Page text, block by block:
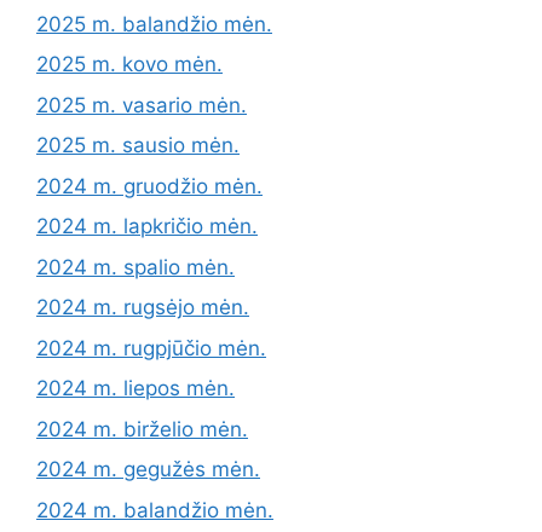
2025 m. balandžio mėn.
2025 m. kovo mėn.
2025 m. vasario mėn.
2025 m. sausio mėn.
2024 m. gruodžio mėn.
2024 m. lapkričio mėn.
2024 m. spalio mėn.
2024 m. rugsėjo mėn.
2024 m. rugpjūčio mėn.
2024 m. liepos mėn.
2024 m. birželio mėn.
2024 m. gegužės mėn.
2024 m. balandžio mėn.